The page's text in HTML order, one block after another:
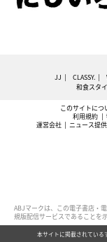
JJ CLASSY.
和食スタ
このサイトにつ
利用規約
運営会社
ニュース提
ABJマークは、この電子書店・
規版配信サービスであることを
本サイトに掲載されている